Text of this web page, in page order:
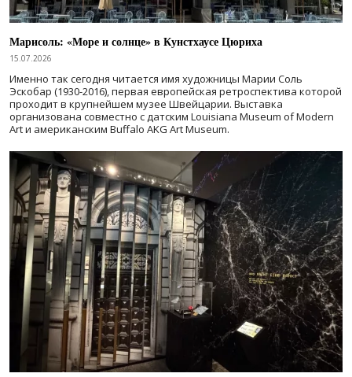
Марисоль: «Море и солнце» в Кунстхаусе Цюриха
15.07.2026
Именно так сегодня читается имя художницы Марии Соль
Эскобар (1930-2016), первая европейская ретроспектива которой
проходит в крупнейшем музее Швейцарии. Выставка
организована совместно с датским Louisiana Museum of Modern
Art и американским Buffalo AKG Art Museum.